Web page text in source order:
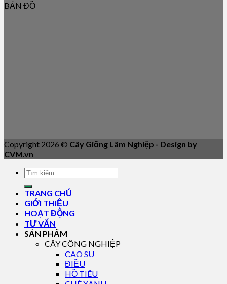
BẢN ĐỒ
Copyright 2026 © Cây Giống Lâm Nghiệp - Design by
CVM.vn
TRANG CHỦ
GIỚI THIỆU
HOẠT ĐỘNG
TƯ VẤN
SẢN PHẨM
CÂY CÔNG NGHIỆP
CAO SU
ĐIỀU
HỒ TIÊU